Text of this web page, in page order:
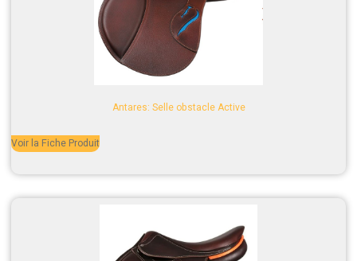
Antares: Selle obstacle Active
Voir la Fiche Produit